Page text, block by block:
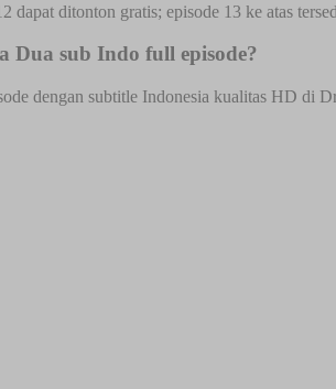
dapat ditonton gratis; episode 13 ke atas
Dua sub Indo full episode?
dengan subtitle Indonesia kualitas HD di